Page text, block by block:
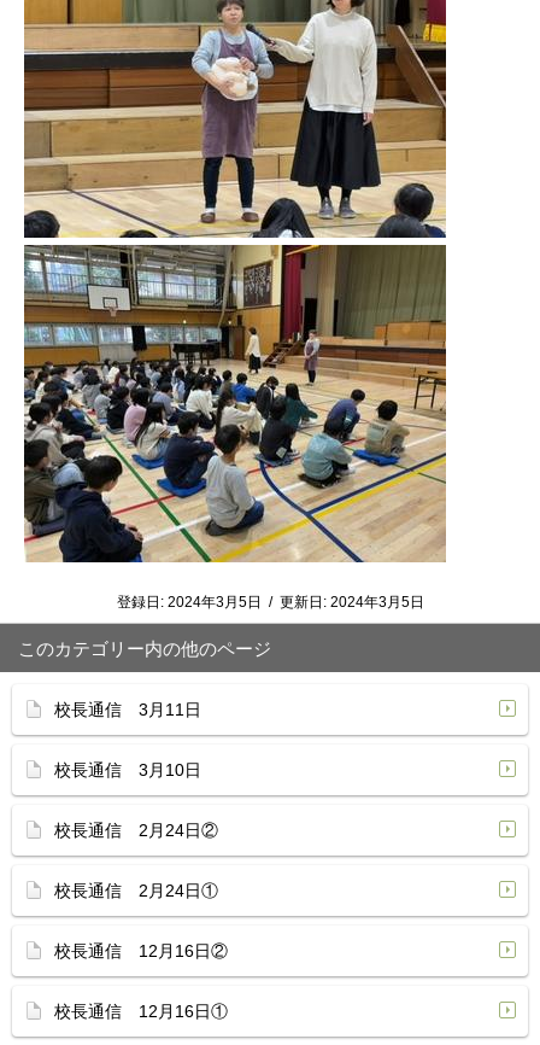
登録日: 2024年3月5日 / 更新日: 2024年3月5日
このカテゴリー内の他のページ
校長通信 3月11日
校長通信 3月10日
校長通信 2月24日②
校長通信 2月24日①
校長通信 12月16日②
校長通信 12月16日①